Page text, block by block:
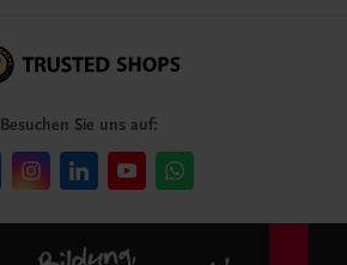
Besuchen Sie uns auf: